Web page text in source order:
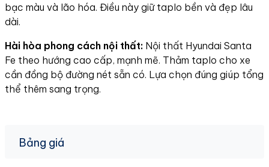
bạc màu và lão hóa. Điều này giữ taplo bền và đẹp lâu
dài.
Hài hòa phong cách nội thất: Nội thất Hyundai Santa
Fe theo hướng cao cấp, mạnh mẽ. Thảm taplo cho xe
cần đồng bộ đường nét sẵn có. Lựa chọn đúng giúp tổng
thể thêm sang trọng.
Bảng giá